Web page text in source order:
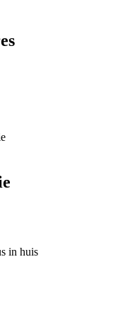
in huis